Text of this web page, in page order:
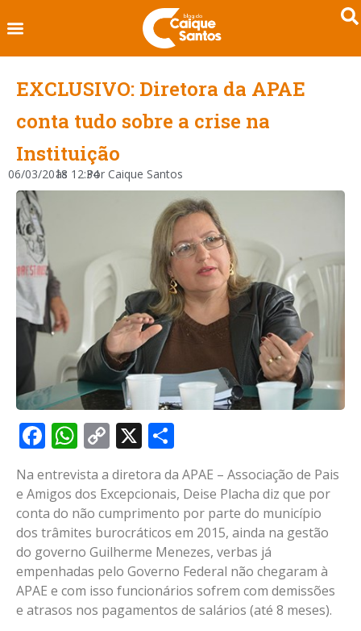
EXCLUSIVO: Diretora da APAE
conta tudo sobre a crise na
Instituição
06/03/2018
às 12:34
Por Caique Santos
Facebook
WhatsApp
Copy
Link
X
Na entrevista a diretora da APAE – Associação de Pais
e Amigos dos Excepcionais, Deise Placha diz que por
conta do não cumprimento por parte do município
dos trâmites burocráticos em 2015, ainda na gestão
do governo Guilherme Menezes, verbas já
empenhadas pelo Governo Federal não chegaram à
APAE e com isso funcionários sofrem com demissões
e atrasos nos pagamentos de salários (até 8 meses).